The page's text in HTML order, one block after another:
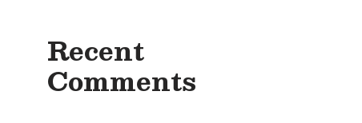
Recent
Comments